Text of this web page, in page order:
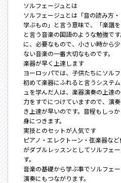
ソルフェージュとは
ソルフェージュとは「音の読み方
学ぶもの」と言う意味で、「楽譜
と言う音楽の国語のような勉強で
に、必要なもので、小さい時から
ない音楽の一番大切なものです。
楽器が早く上達します
ヨーロッパでは、子供たちにソル
初めて楽器にふれると言うシステ
ュを学んだ人は、楽器演奏の上達
力をすでにつけていますので、演
き上達が早いのです。音程もしっ
身につきます。
実技とのセットが人気です
ピアノ・エレクトーン・弦楽器な
がダブルレッスンとしてソルフェ
す。
音楽の基礎から学ぶ事でソルフェ
演奏にもつながります。